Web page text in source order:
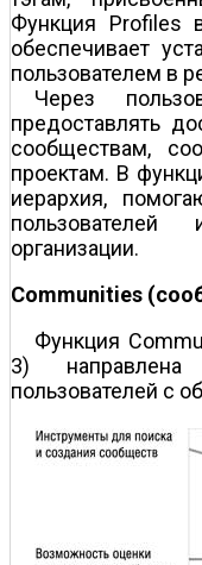
Функция Profiles
обеспечивает
пользователем в
Через
предоставлять
сообществам,
проектам. В
иерархия,
пользователей
организации.
Communities
Функция
3)
пользователей с